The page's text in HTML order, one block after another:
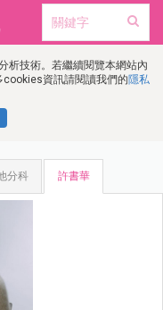
析技術。若繼續閱覽本網站內
資訊請閱讀我們的隱私
分科 許書華